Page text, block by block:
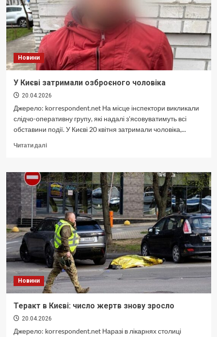
Ігор
Савченко
Новини
У Києві затримали озброєного чоловіка
20.04.2026
Джерело: korrespondent.net На місце інспектори викликали
слідчо-оперативну групу, які надалі з'ясовуватимуть всі
обставини події. У Києві 20 квітня затримали чоловіка,...
Читати даліДокладніше
Києві
затримали
озброєного
чоловіка
Новини
Теракт в Києві: число жертв знову зросло
20.04.2026
Джерело: korrespondent.net Наразі в лікарнях столиці